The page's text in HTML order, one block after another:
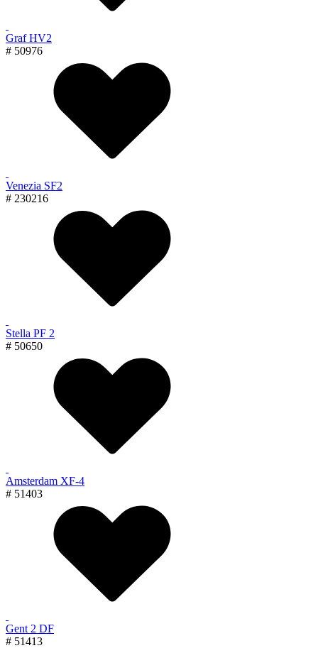
Graf HV2
# 50976
Venezia SF2
# 230216
Stella PF 2
# 50650
Amsterdam XF-4
# 51403
Gent 2 DF
# 51413